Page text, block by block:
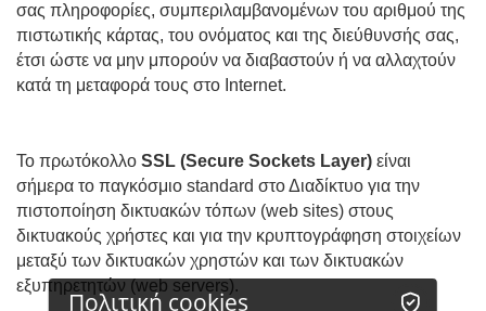
σας πληροφορίες, συμπεριλαμβανομένων του αριθμού της
πιστωτικής κάρτας, του ονόματος και της διεύθυνσής σας,
έτσι ώστε να μην μπορούν να διαβαστούν ή να αλλαχτούν
κατά τη μεταφορά τους στο Internet.
Το πρωτόκολλο SSL (Secure Sockets Layer) είναι
σήμερα το παγκόσμιο standard στο Διαδίκτυο για την
πιστοποίηση δικτυακών τόπων (web sites) στους
δικτυακούς χρήστες και για την κρυπτογράφηση στοιχείων
μεταξύ των δικτυακών χρηστών και των δικτυακών
εξυπηρετητών (web servers).
Πολιτική cookies